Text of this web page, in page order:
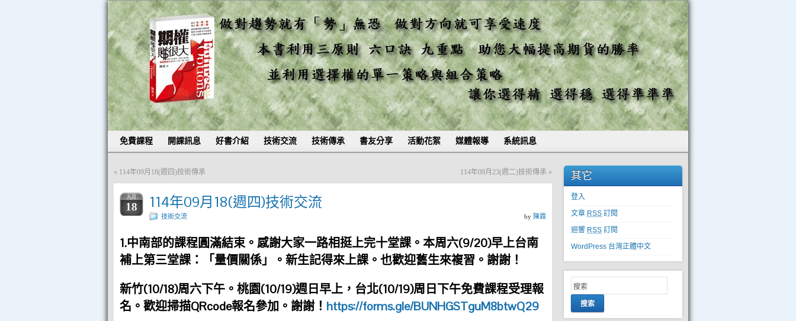
免費課程 開課訊息 好書介紹 技術交流 技術傳承 書友分享 活動花絮 媒體報導 系統訊息
« 114年09月18(週四)技術傳承 114年09月23(週二)技術傳承 »
九月
18 114年09月18(週四)技術交流
技術交流 by 陳霖
1.中南部的課程圓滿結束。感謝大家一路相挺上完十堂課。本周六(9/20)早上台南
補上第三堂課：「量價關係」。新生記得來上課。也歡迎舊生來複習。謝謝！
新竹(10/18)周六下午。桃園(10/19)週日早上，台北(10/19)周日下午免費課程受理報
名。歡迎掃描QRcode報名參加。謝謝！ https://forms.gle/BUNHGSTguM8btwQ29
其它
登入
文章 RSS 訂閱
迴響 RSS 訂閱
WordPress 台灣正體中文
搜索